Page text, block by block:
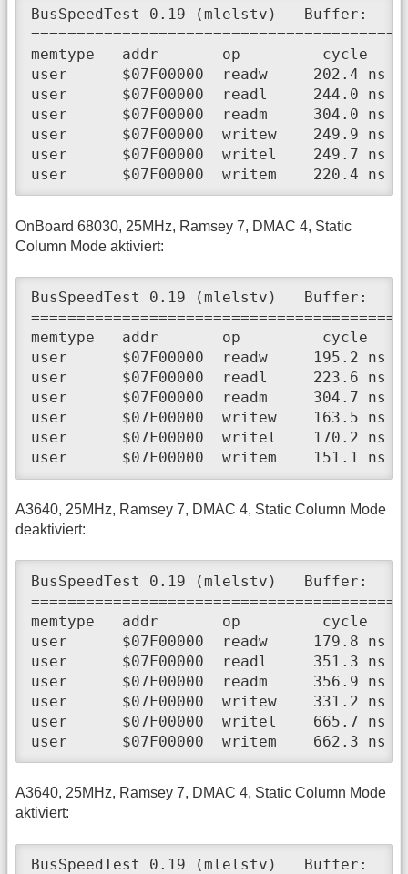
BusSpeedTest 0.19 (mlelstv)   Buffer:
memtype   addr       op         cycle
user      $07F00000  readw     202.4
user      $07F00000  readl     244.0 ns
user      $07F00000  readm     304.0
user      $07F00000  writew    249.9
user      $07F00000  writel    249.7 ns
user      $07F00000  writem    220.4 ns
OnBoard 68030, 25MHz, Ramsey 7, DMAC 4, Static
Column Mode aktiviert:
BusSpeedTest 0.19 (mlelstv)   Buffer:
memtype   addr       op         cycle
user      $07F00000  readw     195.2 ns
user      $07F00000  readl     223.6 ns
user      $07F00000  readm     304.7
user      $07F00000  writew    163.5 ns
user      $07F00000  writel    170.2 ns
user      $07F00000  writem    151.1 ns
A3640, 25MHz, Ramsey 7, DMAC 4, Static Column Mode
deaktiviert:
BusSpeedTest 0.19 (mlelstv)   Buffer:
memtype   addr       op         cycle
user      $07F00000  readw     179.8 ns
user      $07F00000  readl     351.3 ns
user      $07F00000  readm     356.9
user      $07F00000  writew    331.2
user      $07F00000  writel    665.7 ns
user      $07F00000  writem    662.3
A3640, 25MHz, Ramsey 7, DMAC 4, Static Column Mode
aktiviert:
BusSpeedTest 0.19 (mlelstv)   Buffer: